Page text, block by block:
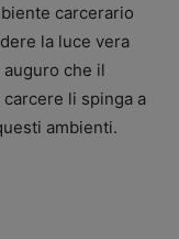
carcerario
la luce vera
che il
li spinga a
ambienti.